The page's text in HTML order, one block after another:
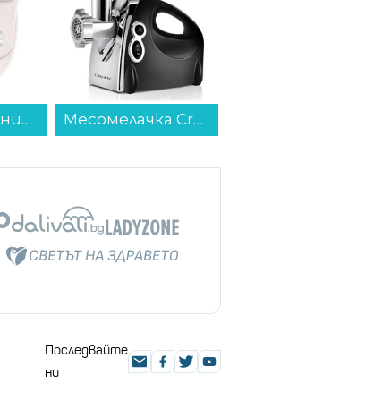
Месомелачка Crown MTG-4512HB... Принтер със скенер Epson ECOTANK L3270 MFP C11CJ67434 , Мастиленоструйно мултифункционално устройство...
Последвайте
ни